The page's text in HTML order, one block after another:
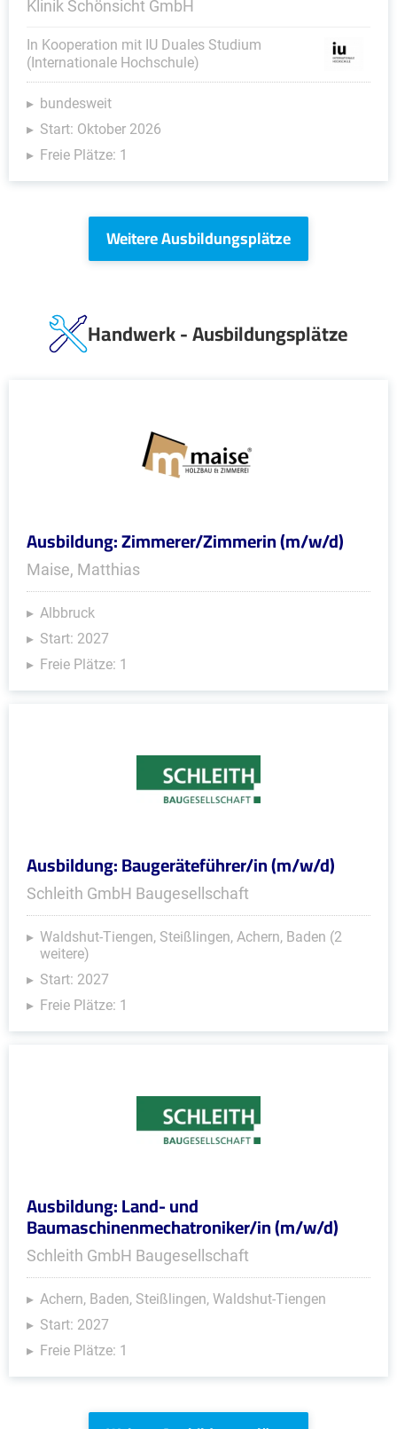
Klinik Schönsicht GmbH
In Kooperation mit IU Duales Studium
(Internationale Hochschule)
bundesweit
Start: Oktober 2026
Freie Plätze: 1
Weitere Ausbildungsplätze
Handwerk - Ausbildungsplätze
Ausbildung: Zimmerer/Zimmerin (m/w/d)
Maise, Matthias
Albbruck
Start: 2027
Freie Plätze: 1
Ausbildung: Baugeräteführer/in (m/w/d)
Schleith GmbH Baugesellschaft
Waldshut-Tiengen, Steißlingen, Achern, Baden (2
weitere)
Start: 2027
Freie Plätze: 1
Ausbildung: Land- und
Baumaschinenmechatroniker/in (m/w/d)
Schleith GmbH Baugesellschaft
Achern, Baden, Steißlingen, Waldshut-Tiengen
Start: 2027
Freie Plätze: 1